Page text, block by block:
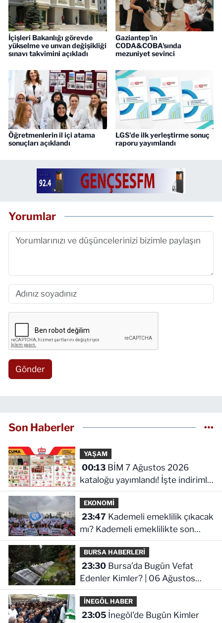
İçişleri Bakanlığı görevde
yükselme ve unvan değişikliği
sınavı takvimini açıkladı
Gaziantep'in
CODA&COBA'sında
mezuniyet sevinci
Öğretmenlerin il içi atama
sonuçları açıklandı
LGS'de ilk yerleştirme sonuç
raporu yayımlandı
Yorumlar
Gönder
Son Haberler
YAŞAM
00:13BİM 7 Ağustos 2026
kataloğu yayımlandı! İşte indirimli
ürünler ve fiyatları
EKONOMİ
23:47
mı? Kademeli emeklilikte son
durum ne!
BURSA HABERLERİ
23:30Bursa’da Bugün Vefat
Edenler Kimler? | 06 Ağustos
2026 Perşembe
İNEGÖL HABER
23:05İnegöl'de Bugün Kimler